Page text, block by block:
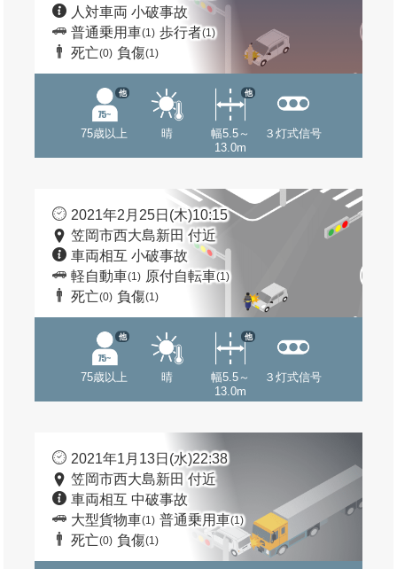
人対車両 小破事故
普通乗用車(1) 歩行者(1)
死亡(0) 負傷(1)
75歳以上
他
晴
幅5.5～
13.0m
他
３灯式信号
2021年2月25日(木)10:15
笠岡市西大島新田 付近
車両相互 小破事故
軽自動車(1) 原付自転車(1)
死亡(0) 負傷(1)
75歳以上
他
晴
幅5.5～
13.0m
他
３灯式信号
2021年1月13日(水)22:38
笠岡市西大島新田 付近
車両相互 中破事故
大型貨物車(1) 普通乗用車(1)
死亡(0) 負傷(1)